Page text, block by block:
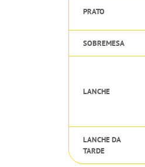
PRATO
SOBREMESA
LANCHE
LANCHE DA
TARDE